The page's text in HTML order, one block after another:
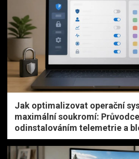
Jak optimalizovat operační
maximální soukromí: Průvodce
odinstalováním telemetrie a